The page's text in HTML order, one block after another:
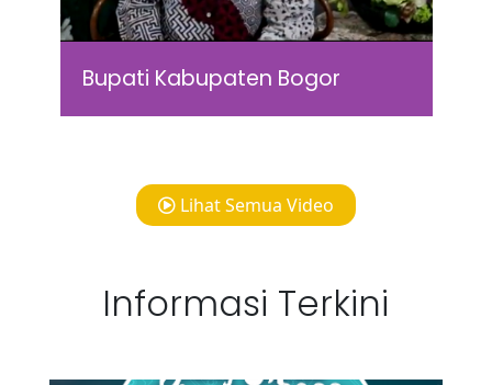
Bupati Kabupaten Bogor
Lihat Semua Video
Informasi Terkini